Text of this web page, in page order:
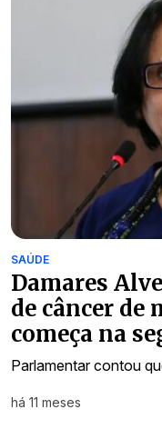
SAÚDE
Damares
de câncer de
começa na
Parlamentar contou
há 11 meses